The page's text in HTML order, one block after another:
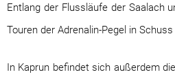
Entlang der Flussläufe der Saalach
Touren der Adrenalin-Pegel in
In Kaprun befindet sich außerdem